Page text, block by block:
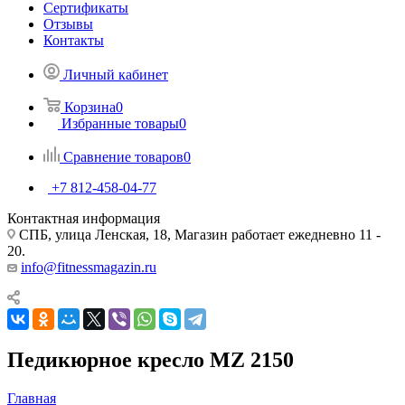
Сертификаты
Отзывы
Контакты
Личный кабинет
Корзина0
Избранные товары0
Сравнение товаров0
+7 812-458-04-77
Контактная информация
СПБ, улица Ленская, 18, Магазин работает ежедневно 11 -
20.
info@fitnessmagazin.ru
Педикюрное кресло MZ 2150
Главная